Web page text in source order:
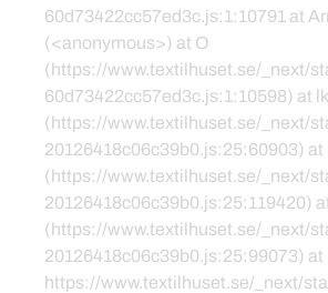
60d73422cc57ed3c.js:1:10791 at
(<anonymous>) at O
(https://www.textilhuset.se/_next/
60d73422cc57ed3c.js:1:10598) at lk
(https://www.textilhuset.se/_next/
20126418c06c39b0.js:25:60903) at i
(https://www.textilhuset.se/_next/
20126418c06c39b0.js:25:119420)
(https://www.textilhuset.se/_next/
20126418c06c39b0.js:25:99073) at
https://www.textilhuset.se/_next/